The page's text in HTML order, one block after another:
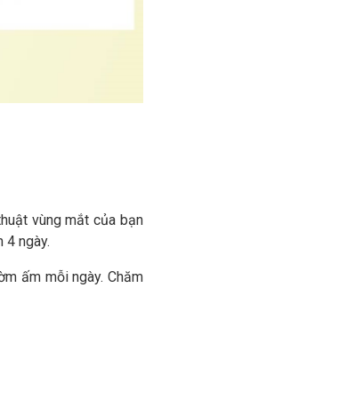
vùng mắt của bạn
4 ngày.
ấm mỗi ngày. Chăm